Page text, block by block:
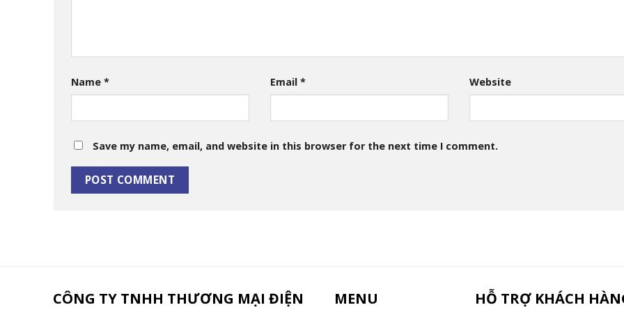
Name * Email * Website
Save my name, email, and website in this browser for the next time I comment.
CÔNG TY TNHH THƯƠNG MẠI ĐIỆN
MENU HỖ TRỢ KHÁCH